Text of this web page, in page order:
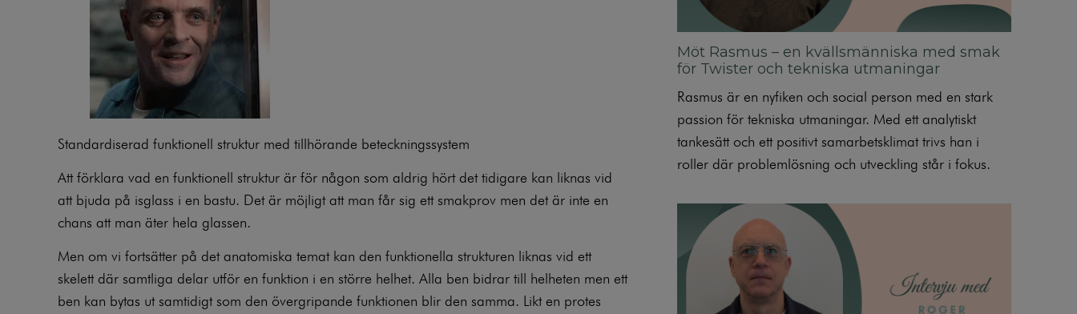
Standardiserad funktionell struktur med tillhörande beteckningssystem
Att förklara vad en funktionell struktur är för någon som aldrig hört det tidigare kan liknas vid
att bjuda på isglass i en bastu. Det är möjligt att man får sig ett smakprov men det är inte en
chans att man äter hela glassen.
Men om vi fortsätter på det anatomiska temat kan den funktionella strukturen liknas vid ett
skelett där samtliga delar utför en funktion i en större helhet. Alla ben bidrar till helheten men ett
ben kan bytas ut samtidigt som den övergripande funktionen blir den samma. Likt en protes
Möt Rasmus – en kvällsmänniska med smak
för Twister och tekniska utmaningar
Rasmus är en nyfiken och social person med en stark
passion för tekniska utmaningar. Med ett analytiskt
tankesätt och ett positivt samarbetsklimat trivs han i
roller där problemlösning och utveckling står i fokus.